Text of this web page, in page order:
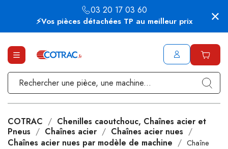
⚡Vos pièces détachées TP au meilleur prix
03 20 17 03 60
COTRAC
Chenilles caoutchouc, Chaînes acier et
Pneus
Chaînes acier
Chaînes acier nues
Chaînes acier nues par modèle de machine
Chaîne